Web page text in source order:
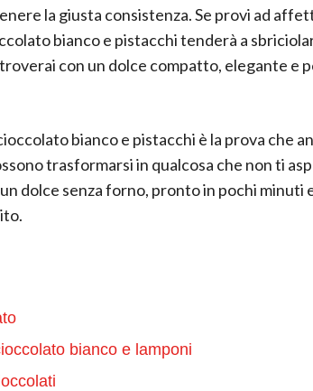
la giusta consistenza. Se provi ad
bianco e pistacchi tenderà a
con un dolce compatto, elegante e
bianco e pistacchi è la prova che
trasformarsi in qualcosa che non ti
dolce senza forno, pronto in pochi minuti
bianco e lamponi